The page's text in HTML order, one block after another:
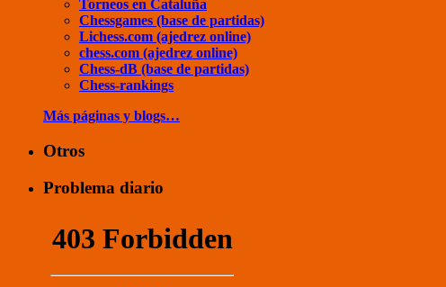
Torneos en Cataluña
Chessgames (base de partidas)
Lichess.com (ajedrez online)
chess.com (ajedrez online)
Chess-dB (base de partidas)
Chess-rankings
Más páginas y blogs…
Otros
Problema diario